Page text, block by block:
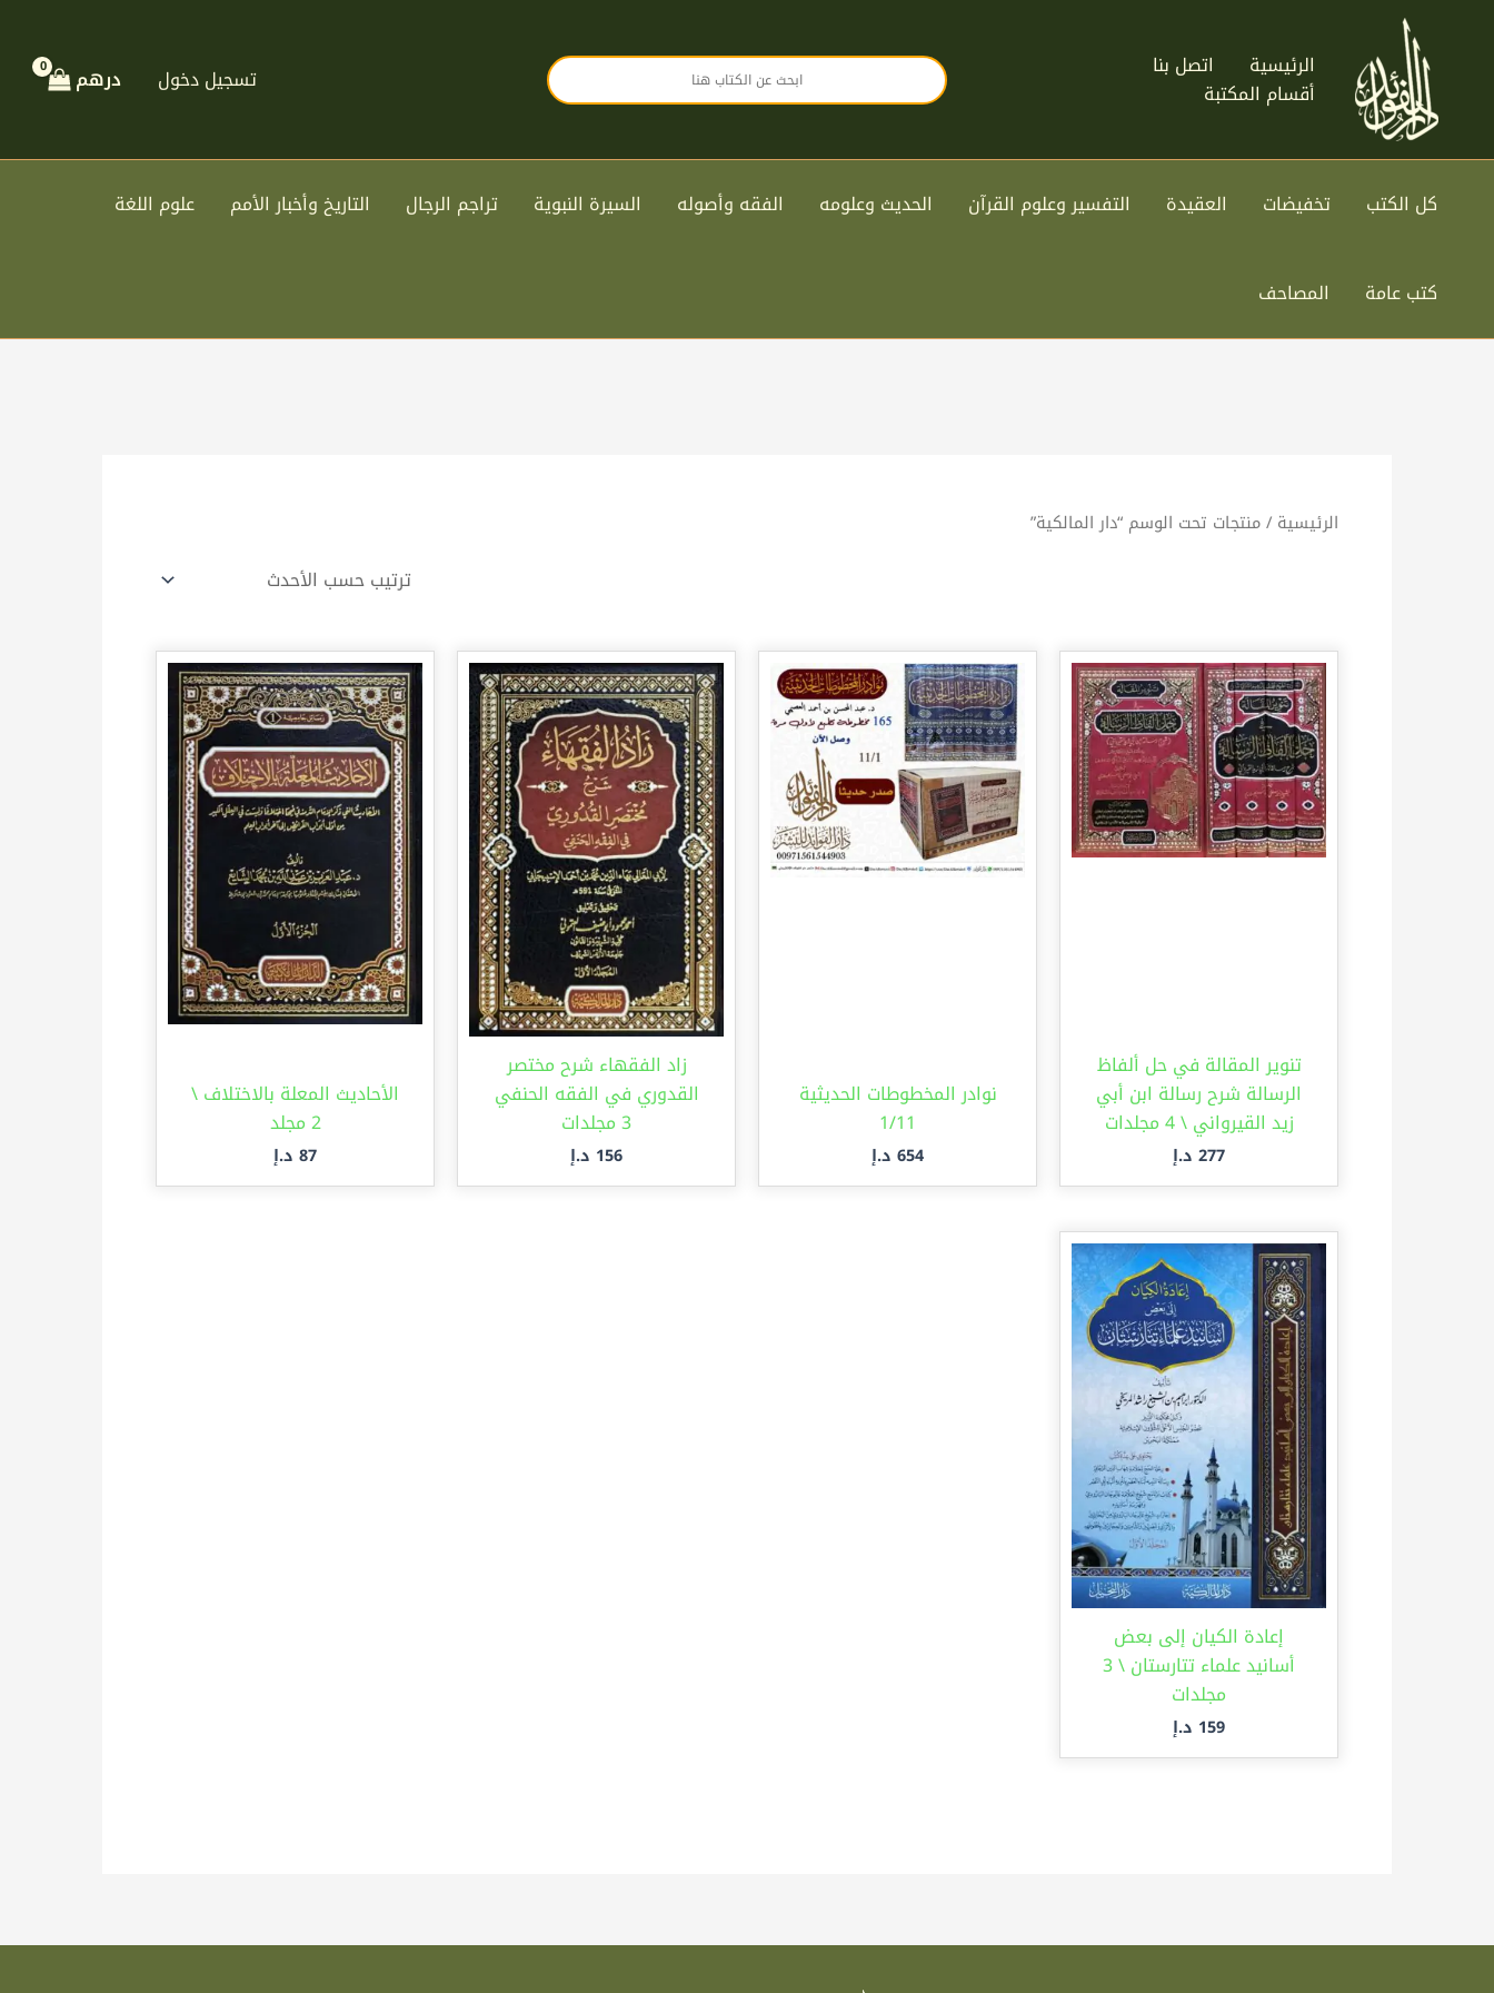
الرئيسية
اتصل بنا
أقسام المكتبة
تسجيل دخول درهم
كل الكتب تخفيضات العقيدة التفسير وعلوم القرآن الحديث وعلومه الفقه وأصوله السيرة النبوية تراجم الرجال التاريخ وأخبار الأمم علوم اللغة
كتب عامة المصاحف
الرئيسية / منتجات تحت الوسم “دار المالكية”
تنوير المقالة في حل ألفاظ
الرسالة شرح رسالة ابن أبي
زيد القيرواني \ 4 مجلدات
277 د.إ
نوادر المخطوطات الحديثية
1/11
654 د.إ
زاد الفقهاء شرح مختصر
القدوري في الفقه الحنفي
3 مجلدات
156 د.إ
الأحاديث المعلة بالاختلاف \
2 مجلد
87 د.إ
إعادة الكيان إلى بعض
أسانيد علماء تتارستان \ 3
مجلدات
159 د.إ